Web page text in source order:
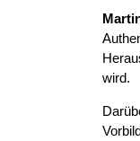
wird.